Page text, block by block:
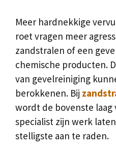
Meer hardnekkige
roet vragen meer
zandstralen of een
chemische producten.
van gevelreiniging
berokkenen. Bij
wordt de bovenste
specialist zijn werk
stelligste aan te raden.